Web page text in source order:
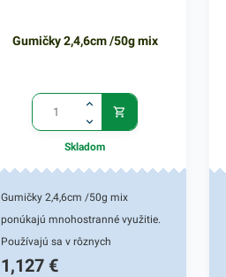
Gumičky 2,4,6cm /50g mix
Skladom
Gumičky 2,4,6cm /50g mix
ponúkajú mnohostranné využitie.
Používajú sa v rôznych
pracovných oblastiach ale aj pri
1,127 €